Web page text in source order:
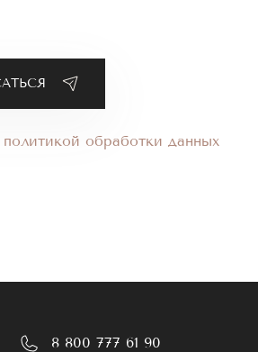
политикой обработки данных
8 800 777 61 90